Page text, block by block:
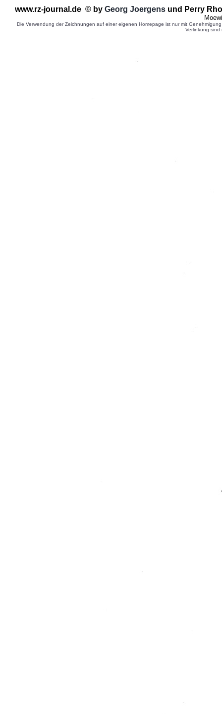
www.rz-journal.de © by Georg Joergens und Perry
Die Verwendung der Zeichnungen auf einer eigenen Homepage ist nur mit
Verlinkung sind